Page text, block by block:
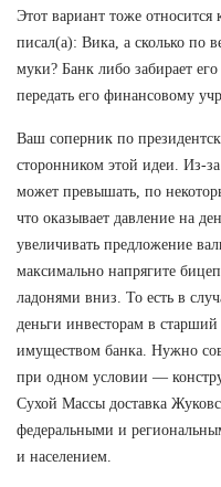
Этот вариант тоже
писал(а): Вика, а сколько по
муки? Банк либо забирает его
передать его финансовому
Ваш соперник по
сторонником этой идеи. Из-
может превышать, по
что оказывает давление на
увеличивать предложение
максимально напрягите
ладонями вниз. То есть в
деньги инвесторам в
имуществом банка. Нужно
при одном условии —
Сухой Массы доставка
федеральными и
и населением.